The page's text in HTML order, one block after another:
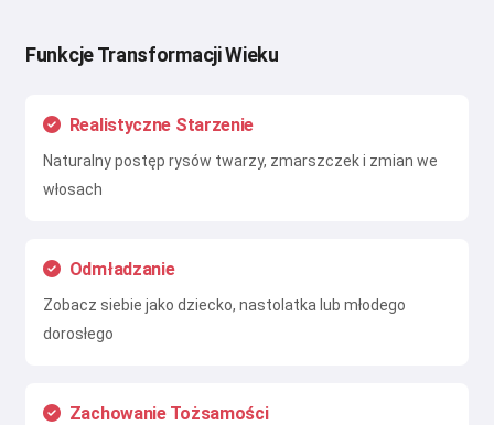
Funkcje Transformacji Wieku
Realistyczne Starzenie
Naturalny postęp rysów twarzy, zmarszczek i zmian we
włosach
Odmładzanie
Zobacz siebie jako dziecko, nastolatka lub młodego
dorosłego
Zachowanie Tożsamości